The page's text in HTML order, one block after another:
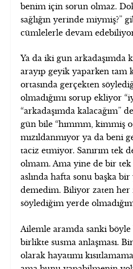
benim için sorun olmaz.
sağlığın yerinde miymiş?”
cümlelerle devam
Ya da iki gun arkadaşımda
arayıp geyik yaparken tam
ortasında gerçekten
olmadığımı sorup ekliyor
“arkadaşımda kalacağım”
gün bile “hımmm, kimmiş
mızıldanmıyor ya da beni
taciz etmiyor. Sanırım tek
olmam. Ama yine de bir tek
aslında hafta sonu başka
demedim. Biliyor zaten her
söylediğim yerde
Ailemle aramda sanki
birlikte susma anlaşması.
olarak hayatımı